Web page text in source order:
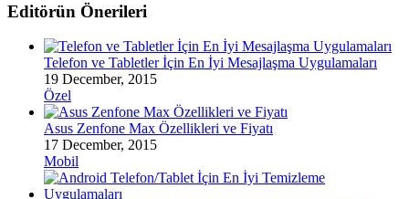
Editörün Önerileri
Telefon ve Tabletler İçin En İyi Mesajlaşma Uygulamaları
19 December, 2015
Özel
Asus Zenfone Max Özellikleri ve Fiyatı
17 December, 2015
Mobil